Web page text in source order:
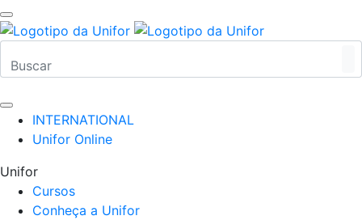
INTERNATIONAL
Unifor Online
Unifor
Cursos
Conheça a Unifor